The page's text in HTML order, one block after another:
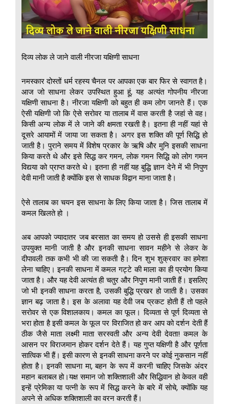
दिव्य लोक ले जाने वाली नीरजा यक्षिणी साधना
नमस्कार दोस्तों धर्म रहस्य चैनल पर आपका एक बार फिर से स्वागत है।
आज जो साधना लेकर उपस्थित हुआ हूं, यह अत्यंत गोपनीय नीरजा
यक्षिणी साधना है। नीरजा यक्षिणी को बहुत ही कम लोग जानते हैं। एक
ऐसी यक्षिणी जो कि ऐसे सरोवर या तालाब में वास करती है जहां से वह।
किसी अन्य लोक में ले जाने की क्षमता रखती है। इतना ही नहीं यहां से
दूसरे आयामों में जाया जा सकता है। अगर इस शक्ति की पूर्ण सिद्धि हो
जाती है। पुराने समय में विशेष प्रकार के ऋषि और मुनि इसकी साधना
किया करते थे और इसे सिद्ध कर गमन, लोक गमन सिद्धि को लोग गमन
विद्यया को प्राप्त करते थे। इतना ही नहीं यह बुद्धि ज्ञान देने में भी निपुण
देवी मानी जाती है क्योंकि इस से साधक विद्वान माना जाता है।
ऐसे तालाब का चयन इस साधना के लिए किया जाता है। जिस तालाब में
कमल खिलते हो ।
अब आपको ज्यादातर जब बरसात का समय हो उससे ही इसकी साधना
उपयुक्त मानी जाती है और इनकी साधना सावन महीने से लेकर के
दीपावली तक कभी भी की जा सकती है। दिन शुभ शुक्रवार का हमेशा
लेना चाहिए। इनकी साधना में कमल गट्टे की माला का ही प्रयोग किया
जाता है। और यह देवी अत्यंत ही चतुर और निपुण मानी जाती हैं। इसलिए
जो भी इनकी साधना करता है, उसकी बुद्धि प्रखर हो जाती है। उसका
ज्ञान बढ़ जाता है। इस के अलावा यह देवी जब प्रकट होती हैं तो पहले
सरोवर से एक विशालकाय। कमल का फूल। दिव्यता से पूर्ण दिव्यता से
भरा होता है इसी कमल के फूल पर विराजित हो कर आप को दर्शन देती हैं
ठीक जैसे माता लक्ष्मी माता सरस्वती और अन्य देवी देवता! कमल के
आसन पर विराजमान होकर दर्शन देते हैं। यह गुप्त यक्षिणी है और पूर्णता
सात्विक भी हैं। इसी कारण से इनकी साधना करने पर कोई नुकसान नहीं
होता है। इनकी साधना मा, बहन के रूप में करनी चाहिए जिसके अंदर
महान बलाबल हो।यक्ष समान जो शक्तिशाली और सिद्धिवान हो केवल वही
इन्हें प्रेमिका या पत्नी के रूप में सिद्ध करने के बारे में सोचे, क्योंकि यह
अपने से अधिक शक्तिशाली का वरन करती हैं।